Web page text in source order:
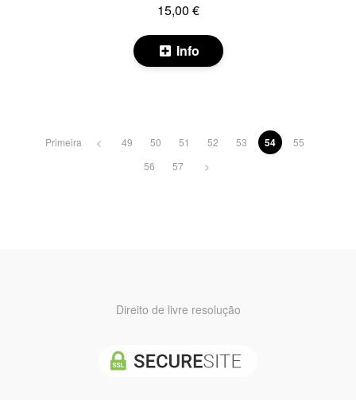
15,00 €
Info
Primeira < 49 50 51 52 53 54
55
56
57 >
Direito de livre resolução